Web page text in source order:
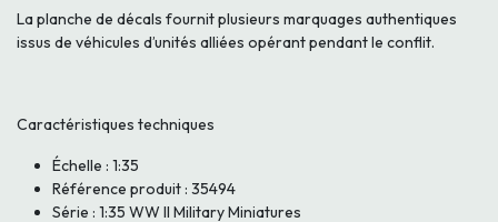
La planche de décals fournit plusieurs marquages authentiques
issus de véhicules d’unités alliées opérant pendant le conflit.
Caractéristiques techniques
Échelle : 1:35
Référence produit : 35494
Série : 1:35 WW II Military Miniatures